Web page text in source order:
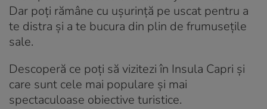
Dar poți rămâne cu ușurință pe uscat pentru a
te distra și a te bucura din plin de frumusețile
sale.
Descoperă ce poți să vizitezi în Insula Capri și
care sunt cele mai populare și mai
spectaculoase obiective turistice.